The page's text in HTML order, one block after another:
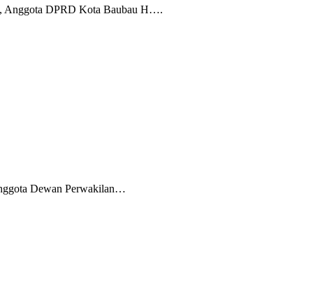
Anggota DPRD Kota Baubau H….
Dewan Perwakilan…